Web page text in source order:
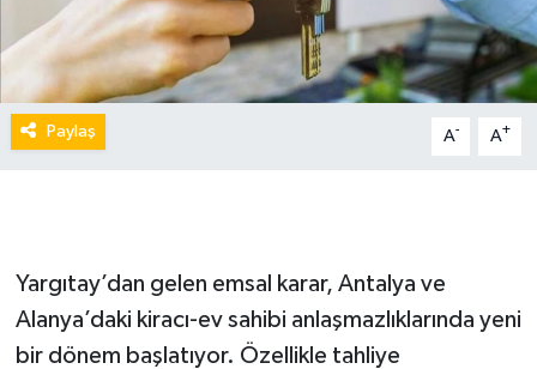
Paylaş A- A+
Yargıtay’dan gelen emsal karar, Antalya ve
Alanya’daki kiracı-ev sahibi anlaşmazlıklarında yeni
bir dönem başlatıyor. Özellikle tahliye